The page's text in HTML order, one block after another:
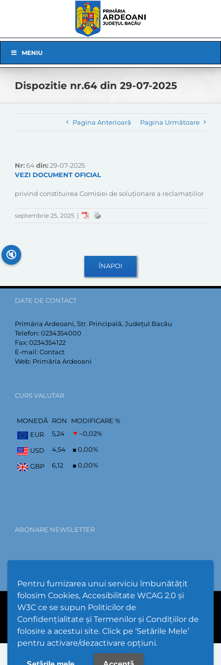
Pentru furnizarea unui serviciu îmbunătățit
folosim Cookies, Accesibilitate WCAG 2.0 și
W3C ce se supun Politicilor de
Confidențialitate și Termenilor și Condițiilor de
folosire a acestui site. Click pe ‘Setările Mele’
pentru activare/dezactivare opțiuni.
Navigation
MENIU
Dispozitie nr.64 din 29-07-2025
Pagina Anterioară Pagina Următoare
Nr:64din:29-07-2025
VEZI DOCUMENT OFICIAL
privind constituirea Comisiei de soluționare a reclamațiilor
septembrie 25, 2025 |
DATE DE CONTACT
Primăria Ardeoani, Str. Principală, Județul Bacău
Telefon: 0234354000
Fax: 0234354122
E-mail: Contact
Web: Primăria Ardeoani
CURS VALUTAR
MONEDĂ RON
MODIFICARE %
EUR
5,24 –0,02%
USD 4,54 0,00%
GBP 6,12 0,00%
ABONARE NEWSLETTER
Hartă Website
🔇